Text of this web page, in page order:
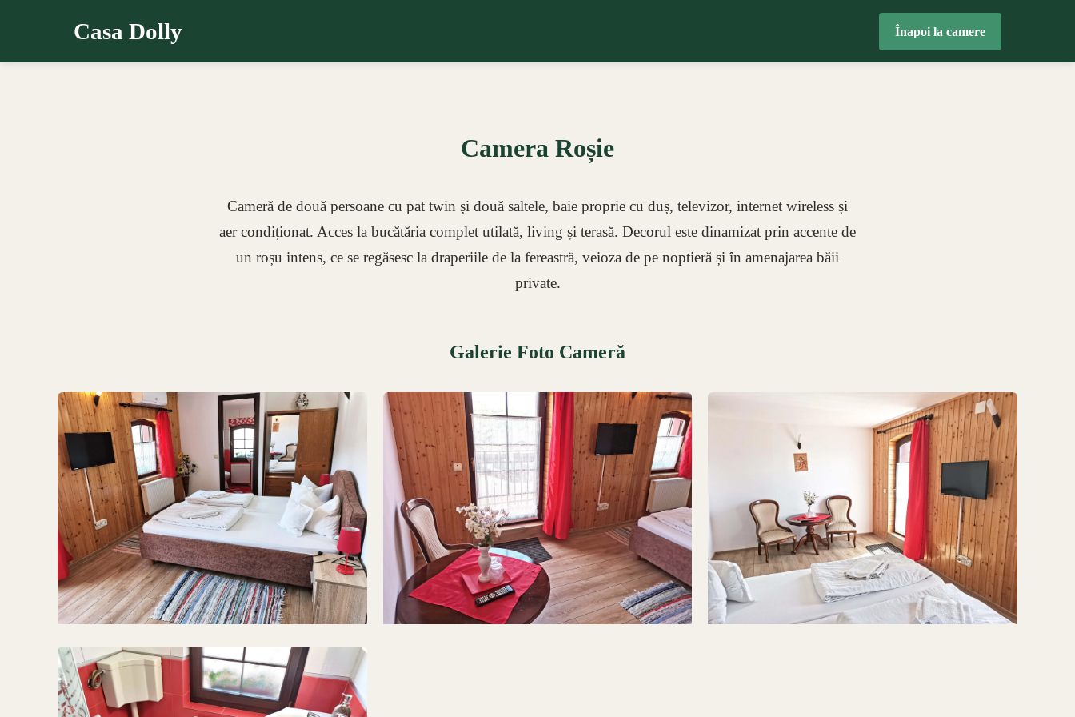
Casa Dolly Înapoi la camere
Camera Roșie
Cameră de două persoane cu pat twin și două saltele, baie proprie cu duș, televizor, internet wireless și
aer condiționat. Acces la bucătăria complet utilată, living și terasă. Decorul este dinamizat prin accente de
un roșu intens, ce se regăsesc la draperiile de la fereastră, veioza de pe noptieră și în amenajarea băii
private.
Galerie Foto Cameră